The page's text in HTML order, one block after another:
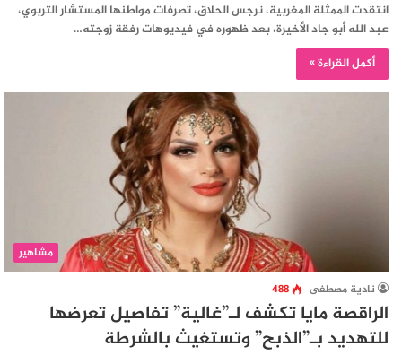
انتقدت الممثلة المغربية، نرجس الحلاق، تصرفات مواطنها المستشار التربوي،
عبد الله أبو جاد الأخيرة، بعد ظهوره في فيديوهات رفقة زوجته…
أكمل القراءة »
مشاهير
نادية مصطفى 488
الراقصة مايا تكشف لـ”غالية” تفاصيل تعرضها
للتهديد بـ”الذبح” وتستغيث بالشرطة